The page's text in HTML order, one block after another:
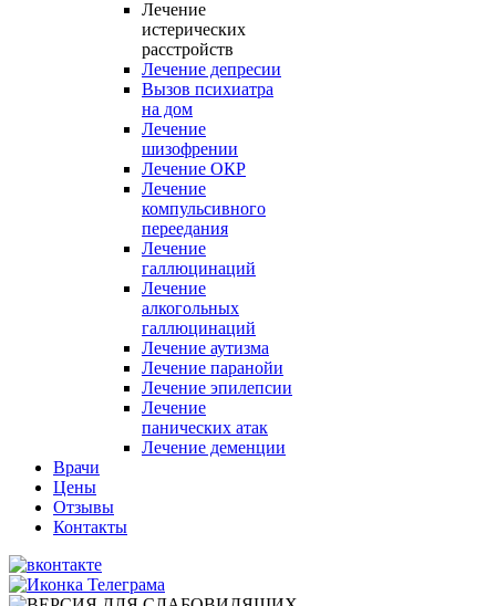
Лечение
истерических
расстройств
Лечение депресии
Вызов психиатра
на дом
Лечение
шизофрении
Лечение ОКР
Лечение
компульсивного
переедания
Лечение
галлюцинаций
Лечение
алкогольных
галлюцинаций
Лечение аутизма
Лечение паранойи
Лечение эпилепсии
Лечение
панических атак
Лечение деменции
Врачи
Цены
Отзывы
Контакты